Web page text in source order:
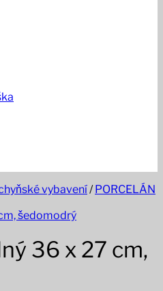
vybavení/ PORCELÁN
36 x 27 cm,